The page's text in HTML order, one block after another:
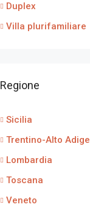
Duplex
Villa plurifamiliare
Regione
Sicilia
Trentino-Alto Adige
Lombardia
Toscana
Veneto